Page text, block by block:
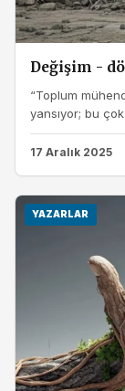
Değişim -
“Toplum
yansıyor; bu
17 Aralık 2025
YAZARLAR